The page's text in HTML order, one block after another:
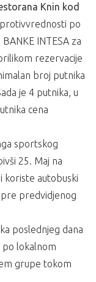
Knin kod
po
INTESA za
rezervacije
broj putnika
je 4 putnika, u
cena
sportskog
25. Maj na
koriste autobuski
predvidjenog
poslednjeg dana
po lokalnom
grupe tokom